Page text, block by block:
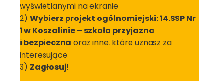
wyświetlanymi na ekranie
2) Wybierz projekt ogólnomiejski: 14.SSP Nr
1 w Koszalinie – szkoła przyjazna
i bezpieczna oraz inne, które uznasz za
interesujące
3) Zagłosuj!